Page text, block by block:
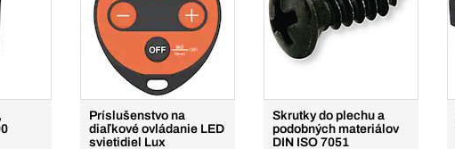
Príslušenstvo na
diaľkové ovládanie LED
svietidiel Lux
Skrutky do plechu a
podobných materiálov
DIN ISO 7051